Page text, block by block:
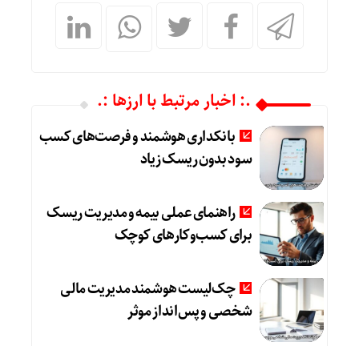
.: اخبار مرتبط با ارزها :.
بانکداری هوشمند و فرصت‌های کسب
سود بدون ریسک زیاد
راهنمای عملی بیمه و مدیریت ریسک
برای کسب‌وکارهای کوچک
چک‌لیست هوشمند مدیریت مالی
شخصی و پس‌انداز موثر